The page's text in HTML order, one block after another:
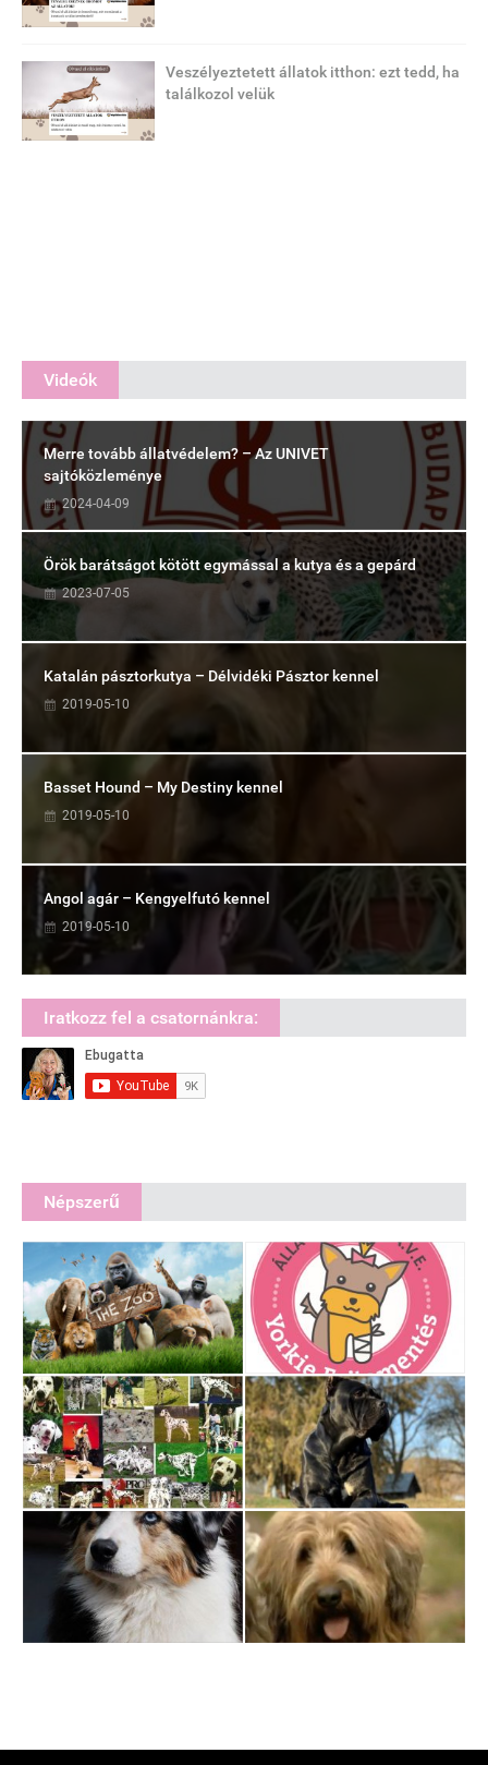
Veszélyeztetett állatok itthon: ezt tedd, ha
találkozol velük
Videók
Merre tovább állatvédelem? – Az UNIVET
sajtóközleménye
2024-04-09
Örök barátságot kötött egymással a kutya és a gepárd
2023-07-05
Katalán pásztorkutya – Délvidéki Pásztor kennel
2019-05-10
Basset Hound – My Destiny kennel
2019-05-10
Angol agár – Kengyelfutó kennel
2019-05-10
Iratkozz fel a csatornánkra:
Népszerű